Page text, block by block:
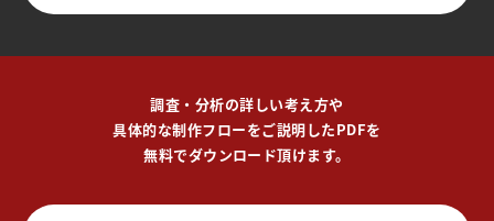
調査・分析の詳しい考え方や
具体的な制作フローをご説明したPDFを
無料でダウンロード頂けます。